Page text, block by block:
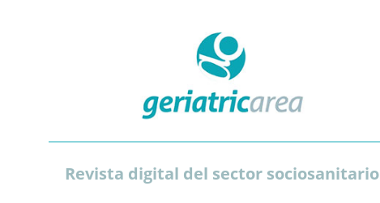
Revista digital del sector sociosanitario